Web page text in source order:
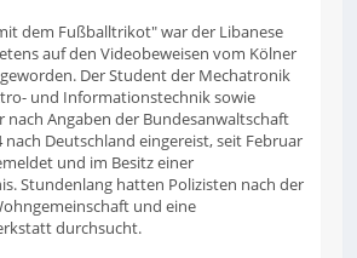
dem Fußballtrikot" war der Libanese
auf den Videobeweisen vom Kölner
Der Student der Mechatronik
und Informationstechnik sowie
nach Angaben der Bundesanwaltschaft
nach Deutschland eingereist, seit Februar
und im Besitz einer
Stundenlang hatten Polizisten nach der
und eine
durchsucht.